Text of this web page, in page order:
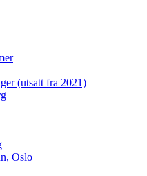
(utsatt fra 2021)
Oslo